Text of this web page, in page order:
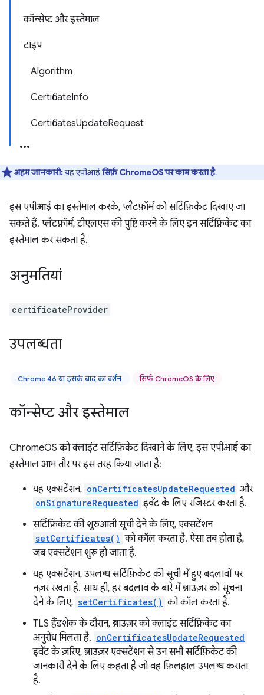
कॉन्सेप्ट और इस्तेमाल
टाइप
Algorithm
CertificateInfo
CertificatesUpdateRequest
अहम जानकारी:यह एपीआईसिर्फ़ ChromeOS पर काम करता है.
इस एपीआई का इस्तेमाल करके, प्लैटफ़ॉर्म को सर्टिफ़िकेट दिखाए जा
सकते हैं. प्लैटफ़ॉर्म, टीएलएस की पुष्टि करने के लिए इन सर्टिफ़िकेट का
इस्तेमाल कर सकता है.
अनुमतियां
certificateProvider
उपलब्धता
Chrome 46 या इसके बाद का वर्शन सिर्फ़ ChromeOS के लिए
कॉन्सेप्ट और इस्तेमाल
ChromeOS को क्लाइंट सर्टिफ़िकेट दिखाने के लिए, इस एपीआई का
इस्तेमाल आम तौर पर इस तरह किया जाता है:
यह एक्सटेंशन, onCertificatesUpdateRequested और
onSignatureRequested इवेंट के लिए रजिस्टर करता है.
सर्टिफ़िकेट की शुरुआती सूची देने के लिए, एक्सटेंशन
setCertificates() को कॉल करता है. ऐसा तब होता है,
जब एक्सटेंशन शुरू हो जाता है.
यह एक्सटेंशन, उपलब्ध सर्टिफ़िकेट की सूची में हुए बदलावों पर
नज़र रखता है. साथ ही, हर बदलाव के बारे में ब्राउज़र को सूचना
देने के लिए, setCertificates() को कॉल करता है.
TLS हैंडशेक के दौरान, ब्राउज़र को क्लाइंट सर्टिफ़िकेट का
अनुरोध मिलता है. onCertificatesUpdateRequested
इवेंट के ज़रिए, ब्राउज़र एक्सटेंशन से उन सभी सर्टिफ़िकेट की
जानकारी देने के लिए कहता है जो वह फ़िलहाल उपलब्ध कराता
है.